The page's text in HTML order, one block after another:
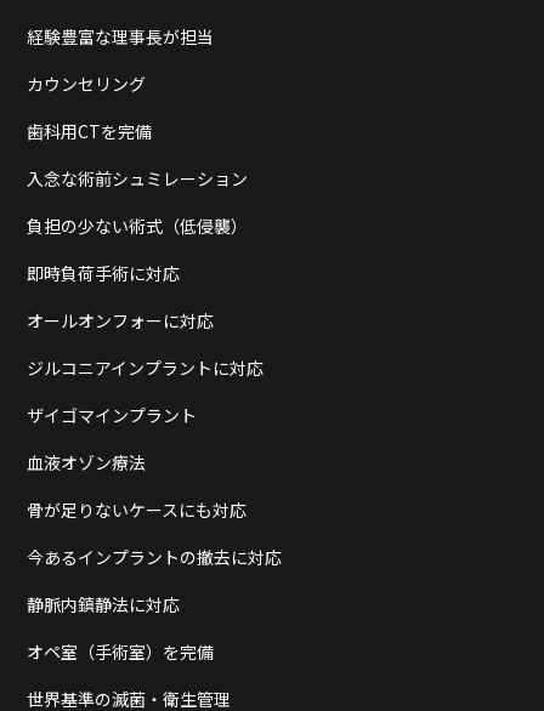
経験豊富な理事長が担当
カウンセリング
歯科用CTを完備
入念な術前シュミレーション
負担の少ない術式（低侵襲）
即時負荷手術に対応
オールオンフォーに対応
ジルコニアインプラントに対応
ザイゴマインプラント
血液オゾン療法
骨が足りないケースにも対応
今あるインプラントの撤去に対応
静脈内鎮静法に対応
オペ室（手術室）を完備
世界基準の滅菌・衛生管理